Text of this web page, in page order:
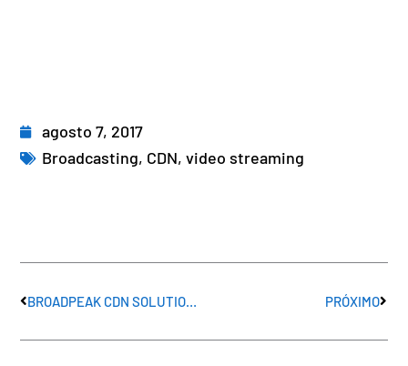
agosto 7, 2017
Broadcasting, CDN,video streaming
BROADPEAK CDN SOLUTIONS AT SET EXPO 2017
PRÓXIMO